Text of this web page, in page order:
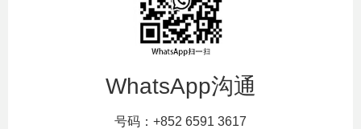
WhatsApp沟通
号码：+852 6591 3617